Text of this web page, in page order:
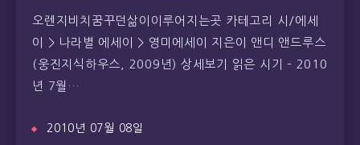
오렌지비치꿈꾸던삶이이루어지는곳 카테고리 시/에세
이 > 나라별 에세이 > 영미에세이 지은이 앤디 앤드루스
(웅진지식하우스, 2009년) 상세보기 읽은 시기 – 2010
년 7월…
2010년 07월 08일